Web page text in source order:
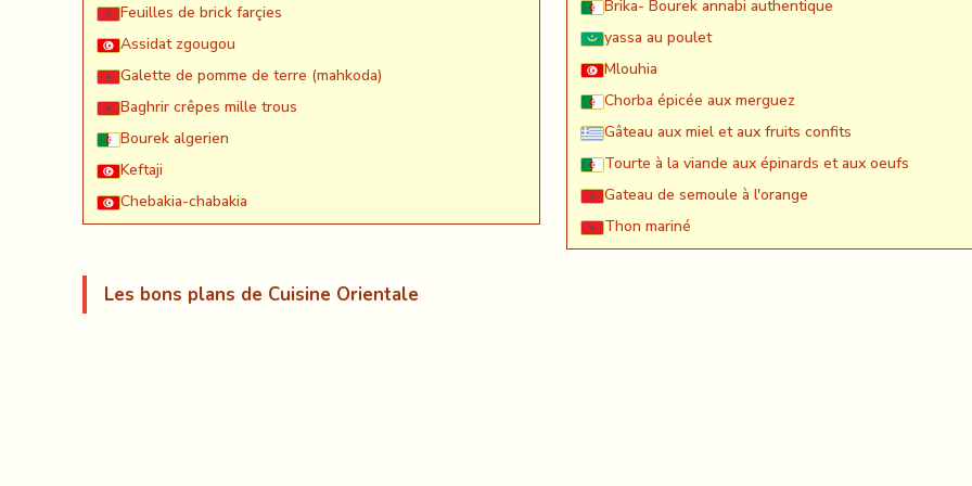
Feuilles de brick farçies
Assidat zgougou
Galette de pomme de terre (mahkoda)
Baghrir crêpes mille trous
Bourek algerien
Keftaji
Chebakia-chabakia
Brika- Bourek annabi authentique
yassa au poulet
Mlouhia
Chorba épicée aux merguez
Gâteau aux miel et aux fruits confits
Tourte à la viande aux épinards et aux oeufs
Gateau de semoule à l'orange
Thon mariné
Les bons plans de Cuisine Orientale